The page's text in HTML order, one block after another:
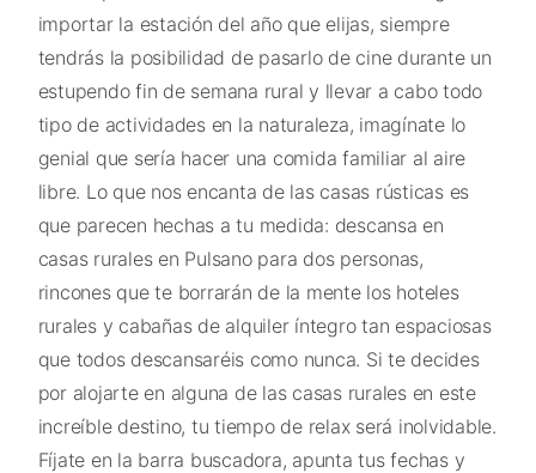
importar la estación del año que elijas, siempre
tendrás la posibilidad de pasarlo de cine durante un
estupendo fin de semana rural y llevar a cabo todo
tipo de actividades en la naturaleza, imagínate lo
genial que sería hacer una comida familiar al aire
libre. Lo que nos encanta de las casas rústicas es
que parecen hechas a tu medida: descansa en
casas rurales en Pulsano para dos personas,
rincones que te borrarán de la mente los hoteles
rurales y cabañas de alquiler íntegro tan espaciosas
que todos descansaréis como nunca. Si te decides
por alojarte en alguna de las casas rurales en este
increíble destino, tu tiempo de relax será inolvidable.
Fíjate en la barra buscadora, apunta tus fechas y